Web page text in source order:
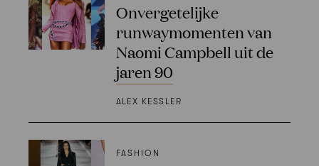
Onvergetelijke
runwaymomenten van
Naomi Campbell uit de
jaren 90
ALEX KESSLER
FASHION